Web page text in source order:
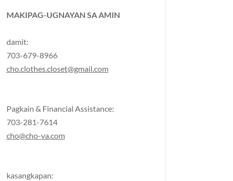
MAKIPAG-UGNAYAN SA AMIN
damit:
703-679-8966
cho.clothes.closet@gmail.com
Pagkain & Financial Assistance:
703-281-7614
cho@cho-va.com
kasangkapan: